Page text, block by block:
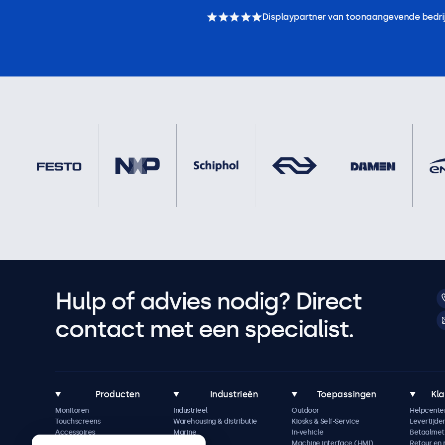
Displaypartner van toonaangevende
Hulp of advies nodig? Direct
contact met een specialist.
Producten
Monitoren
Touchscreens
Accessoires
Industrieën
Industrieel
Warehousing & distributie
Marine
Toepassingen
Outdoor
Kiosks & Self-Service
In-vehicle
Machine interface (HMI)
Retour en